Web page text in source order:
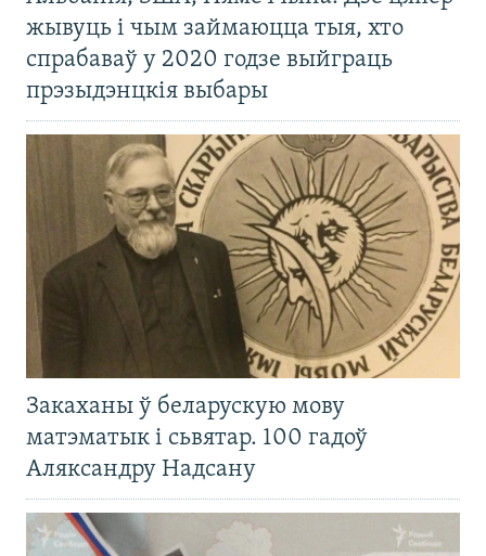
жывуць і чым займаюцца тыя, хто
спрабаваў у 2020 годзе выйграць
прэзыдэнцкія выбары
Закаханы ў беларускую мову
матэматык і сьвятар. 100 гадоў
Аляксандру Надсану